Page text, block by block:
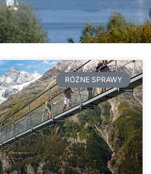
RÓŻNE SPRAWY